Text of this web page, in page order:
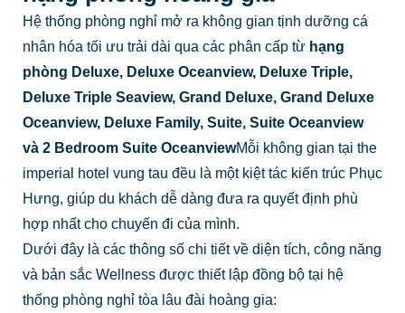
Hệ thống phòng nghỉ mở ra không gian tịnh dưỡng cá
nhân hóa tối ưu trải dài qua các phân cấp từhạng
phòng Deluxe, Deluxe Oceanview, Deluxe Triple,
Deluxe Triple Seaview, Grand Deluxe, Grand Deluxe
Oceanview, Deluxe Family, Suite, Suite Oceanview
và 2 Bedroom Suite OceanviewMỗi không gian tại the
imperial hotel vung tau đều là một kiệt tác kiến trúc Phục
Hưng, giúp du khách dễ dàng đưa ra quyết định phù
hợp nhất cho chuyến đi của mình.
Dưới đây là các thông số chi tiết về diện tích, công năng
và bản sắc Wellness được thiết lập đồng bộ tại hệ
thống phòng nghỉ tòa lâu đài hoàng gia: